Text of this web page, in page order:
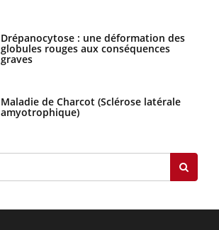
Drépanocytose : une déformation des
globules rouges aux conséquences
graves
Maladie de Charcot (Sclérose latérale
amyotrophique)